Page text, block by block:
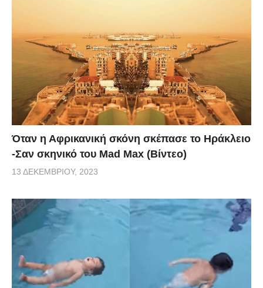
Όταν η Αφρικανική σκόνη σκέπασε το Ηράκλειο
-Σαν σκηνικό του Mad Max (Βίντεο)
13 ΔΕΚΕΜΒΡΊΟΥ, 2023